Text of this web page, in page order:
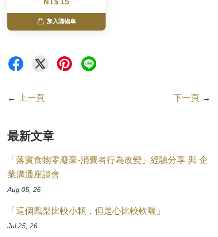
加入購物車
← 上一頁 下一頁 →
最新文章
「落實食物零廢棄-消費者行為改變」經驗分享 與 企
業溝通座談會
Aug 05, 26
「這個鳳梨比較小顆，但是心比較軟喔」
Jul 25, 26